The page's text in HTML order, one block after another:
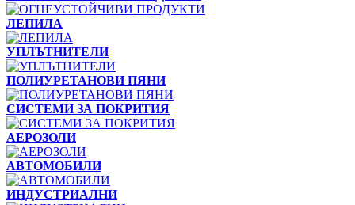
ЛЕПИЛА
УПЛЪТНИТЕЛИ
ПОЛИУРЕТАНОВИ ПЯНИ
СИСТЕМИ ЗА ПОКРИТИЯ
АЕРОЗОЛИ
АВТОМОБИЛИ
ИНДУСТРИАЛНИ